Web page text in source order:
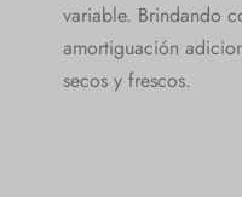
variable. Brindando
amortiguación
secos y frescos.